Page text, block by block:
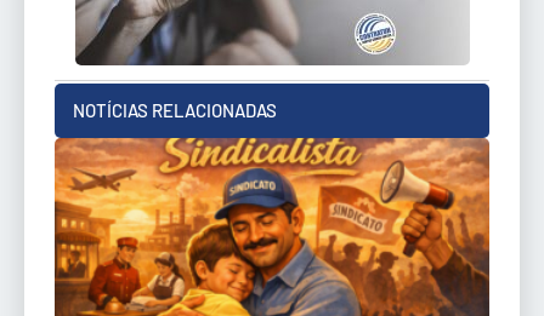
NOTÍCIAS RELACIONADAS